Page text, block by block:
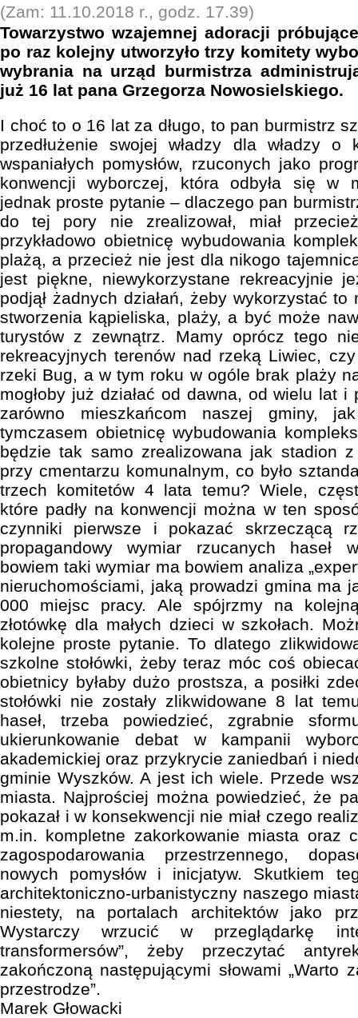
(Zam: 11.10.2018 r., godz. 17.39)
Towarzystwo wzajemnej adoracji
po raz kolejny utworzyło trzy komitety
wybrania na urząd burmistrza
już 16 lat pana Grzegorza Nowosielskiego.
I choć to o 16 lat za długo, to pan burmistrz
przedłużenie swojej władzy dla władzy
wspaniałych pomysłów, rzuconych jako
konwencji wyborczej, która odbyła się w
jednak proste pytanie – dlaczego pan
do tej pory nie zrealizował, miał
przykładowo obietnicę wybudowania
plażą, a przecież nie jest dla nikogo
jest piękne, niewykorzystane rekreacyjnie
podjął żadnych działań, żeby wykorzystać to
stworzenia kąpieliska, plaży, a być może
turystów z zewnątrz. Mamy oprócz tego
rekreacyjnych terenów nad rzeką Liwiec,
rzeki Bug, a w tym roku w ogóle brak plaży
mogłoby już działać od dawna, od wielu lat
zarówno mieszkańcom naszej gminy,
tymczasem obietnicę wybudowania
będzie tak samo zrealizowana jak stadion
przy cmentarzu komunalnym, co było
trzech komitetów 4 lata temu? Wiele,
które padły na konwencji można w ten
czynniki pierwsze i pokazać skrzeczącą
propagandowy wymiar rzucanych haseł
bowiem taki wymiar ma bowiem analiza
nieruchomościami, jaką prowadzi gmina ma
000 miejsc pracy. Ale spójrzmy na
złotówkę dla małych dzieci w szkołach.
kolejne proste pytanie. To dlatego
szkolne stołówki, żeby teraz móc coś
obietnicy byłaby dużo prostsza, a posiłki
stołówki nie zostały zlikwidowane 8 lat
haseł, trzeba powiedzieć, zgrabnie
ukierunkowanie debat w kampanii
akademickiej oraz przykrycie zaniedbań i
gminie Wyszków. A jest ich wiele. Przede
miasta. Najprościej można powiedzieć, że
pokazał i w konsekwencji nie miał czego
m.in. kompletne zakorkowanie miasta oraz
zagospodarowania przestrzennego,
nowych pomysłów i inicjatyw. Skutkiem
architektoniczno-urbanistyczny naszego
niestety, na portalach architektów jako
Wystarczy wrzucić w przeglądarkę
transformersów”, żeby przeczytać
zakończoną następującymi słowami „Warto
przestrodze”.
Marek Głowacki